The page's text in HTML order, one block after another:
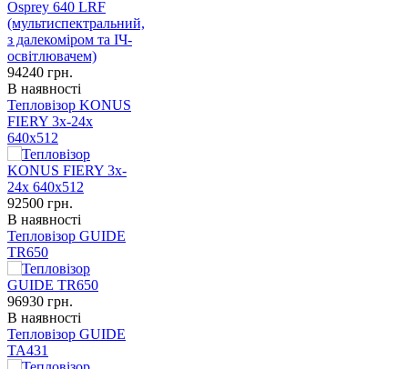
94240 грн.
В наявності
Тепловізор KONUS
FIERY 3x-24x
640x512
92500 грн.
В наявності
Тепловізор GUIDE
TR650
96930 грн.
В наявності
Тепловізор GUIDE
TA431